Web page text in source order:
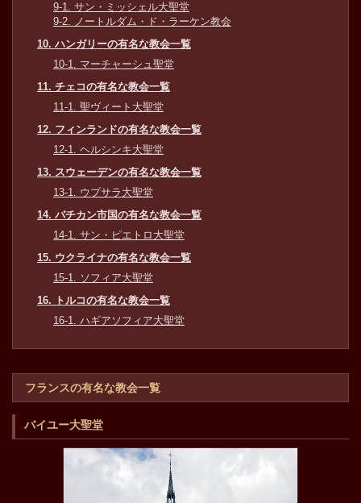
9-1. サン・ミッシェル大聖堂
9-2. ノートルダム・ド・ラーケン教会
10. ハンガリーの有名な教会一覧
10-1. マーチャーシュ聖堂
11. チェコの有名な教会一覧
11-1. 聖ヴィート大聖堂
12. フィンランドの有名な教会一覧
12-1. ヘルシンキ大聖堂
13. スウェーデンの有名な教会一覧
13-1. ウプサラ大聖堂
14. バチカン市国の有名な教会一覧
14-1. サン・ピエトロ大聖堂
15. ウクライナの有名な教会一覧
15-1. ソフィア大聖堂
16. トルコの有名な教会一覧
16-1. ハギアソフィア大聖堂
フランスの有名な教会一覧
バイユー大聖堂